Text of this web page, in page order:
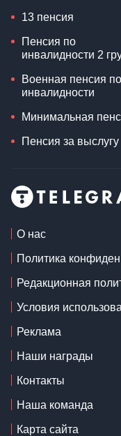
13 пенсия
Пенсия по
инвалидности 2
Военная пенсия по
инвалидности
Минимальная
Пенсия за выслугу
О нас
Политика
Редакционная
Условия
Реклама
Наши награды
Контакты
Наша команда
Карта сайта